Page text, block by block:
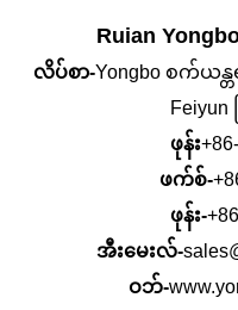
Ruian
လိပ်စာ-Yongbo စက်ယန္တ
Feiyun
ဖုန်း
ဖက်စ်-
ဖုန်း-
အီးမေးလ်-
ဝဘ်-